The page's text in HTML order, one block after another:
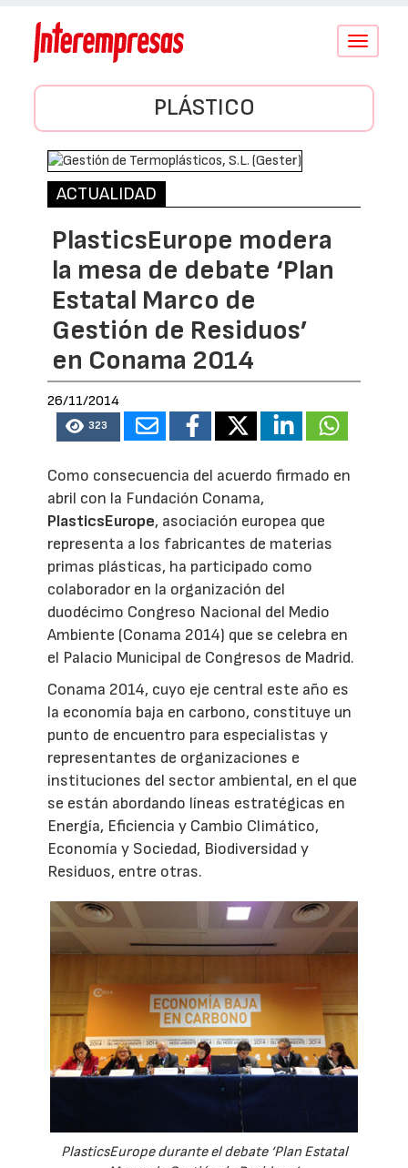
Conmutar
PLÁSTICO
ACTUALIDAD
PlasticsEurope modera
la mesa de debate ‘Plan
Estatal Marco de
Gestión de Residuos’
en Conama 2014
26/11/2014
323
Como consecuencia del acuerdo firmado en
abril con la Fundación Conama,
PlasticsEurope, asociación europea que
representa a los fabricantes de materias
primas plásticas, ha participado como
colaborador en la organización del
duodécimo Congreso Nacional del Medio
Ambiente (Conama 2014) que se celebra en
el Palacio Municipal de Congresos de Madrid.
Conama 2014, cuyo eje central este año es
la economía baja en carbono, constituye un
punto de encuentro para especialistas y
representantes de organizaciones e
instituciones del sector ambiental, en el que
se están abordando líneas estratégicas en
Energía, Eficiencia y Cambio Climático,
Economía y Sociedad, Biodiversidad y
Residuos, entre otras.
PlasticsEurope durante el debate ‘Plan Estatal